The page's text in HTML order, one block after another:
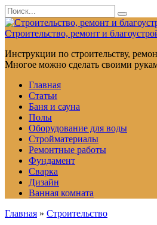
Перейти
к
контенту
Search
for:
Строительство, ремонт и
Инструкции по строительству,
Многое можно сделать своими
Главная
Статьи
Баня и сауна
Полы
Оборудование для воды
Стройматериалы
Ремонтные работы
Фундамент
Сварка
Дизайн
Ванная комната
Главная » Строительство